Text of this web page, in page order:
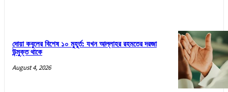
দোয়া কবুলের বিশেষ ১০ মুহূর্ত: যখন আল্লাহর রহমতের দরজা
উন্মুক্ত থাকে
August 4, 2026